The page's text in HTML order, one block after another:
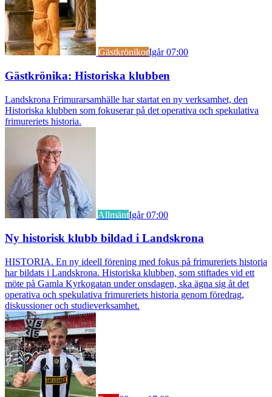
GästkrönikorIgår 07:00
Gästkrönika: Historiska klubben
Landskrona Frimurarsamhälle har startat en ny verksamhet, den
Historiska klubben som fokuserar på det operativa och spekulativa
frimureriets historia.
AllmäntIgår 07:00
Ny historisk klubb bildad i Landskrona
HISTORIA. En ny ideell förening med fokus på frimureriets historia
har bildats i Landskrona. Historiska klubben, som stiftades vid ett
möte på Gamla Kyrkogatan under onsdagen, ska ägna sig åt det
operativa och spekulativa frimureriets historia genom föredrag,
diskussioner och studieverksamhet.